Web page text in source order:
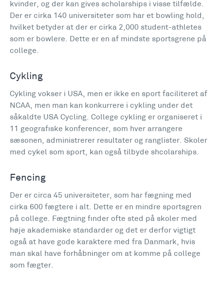
kvinder, og der kan gives scholarships i visse tilfælde.
Der er cirka 140 universiteter som har et bowling hold,
hvilket betyder at der er cirka 2,000 student-athletes
som er bowlere. Dette er en af mindste sportsgrene på
college.
Cykling
Cykling vokser i USA, men er ikke en sport faciliteret af
NCAA, men man kan konkurrere i cykling under det
såkaldte USA Cycling. College cykling er organiseret i
11 geografiske konferencer, som hver arrangere
sæsonen, administrerer resultater og ranglister. Skoler
med cykel som sport, kan også tilbyde shcolarships.
Fencing
Der er circa 45 universiteter, som har fægning med
cirka 600 fægtere i alt. Dette er en mindre sportsgren
på college. Fægtning finder ofte sted på skoler med
høje akademiske standarder og det er derfor vigtigt
også at have gode karaktere med fra Danmark, hvis
man skal have forhåbninger om at komme på college
som fægter.